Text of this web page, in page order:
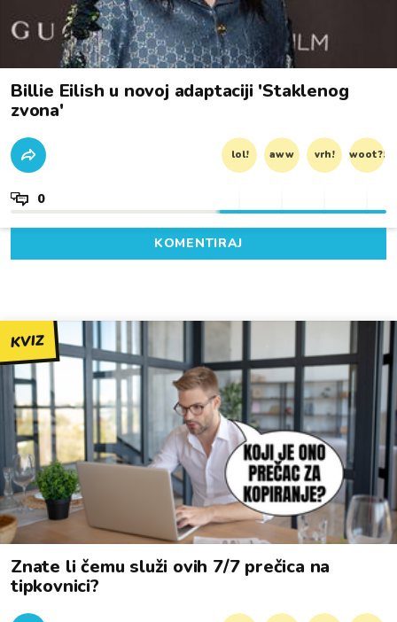
Billie Eilish u novoj adaptaciji 'Staklenog
zvona'
lol! aww vrh! woot?!
0
KOMENTIRAJ
KVIZ
Znate li čemu služi ovih 7/7 prečica na
tipkovnici?